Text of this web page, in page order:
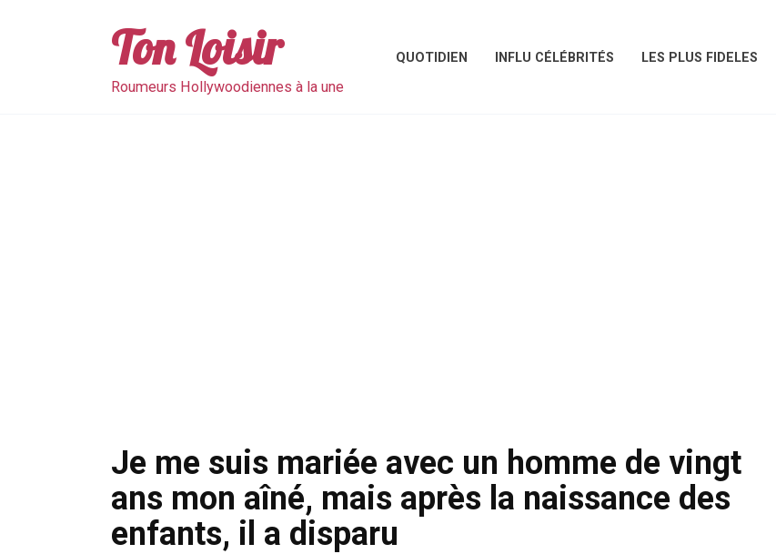
Ton Loisir
Roumeurs Hollywoodiennes à la une
QUOTIDIEN INFLU CÉLÉBRITÉS LES PLUS FIDELES
Je me suis mariée avec un homme de vingt
ans mon aîné, mais après la naissance des
enfants, il a disparu